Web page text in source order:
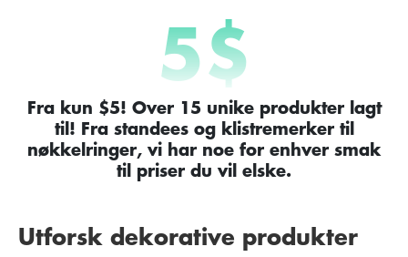
5$
Fra kun $5! Over 15 unike produkter lagt
til! Fra standees og klistremerker til
nøkkelringer, vi har noe for enhver smak
til priser du vil elske.
Utforsk dekorative produkter